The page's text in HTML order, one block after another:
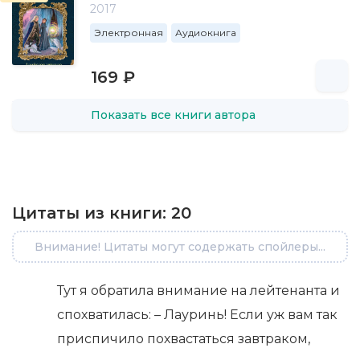
2017
Электронная Аудиокнига
169 ₽
Показать все книги автора
Цитаты из книги: 20
Внимание! Цитаты могут содержать спойлеры...
Тут я обратила внимание на лейтенанта и
спохватилась: – Лауринь! Если уж вам так
приспичило похвастаться завтраком,